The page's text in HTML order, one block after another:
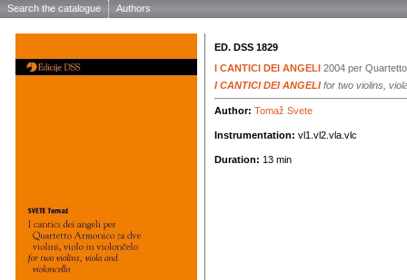
Search the catalogue Authors
ED. DSS 1829
I CANTICI DEI ANGELI 2004 per
I CANTICI DEI ANGELIfor two violins,
Author: Tomaž Svete
Instrumentation: vl1.vl2.vla.vlc
Duration: 13 min